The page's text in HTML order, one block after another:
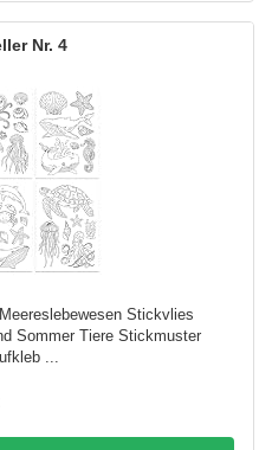
4
Stickvlies
Sommer Tiere Stickmuster
...